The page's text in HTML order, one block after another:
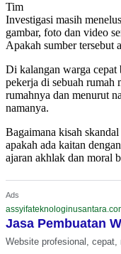
Tim
Investigasi masih
gambar, foto dan video
Apakah sumber tersebut
Di kalangan warga cepat
pekerja di sebuah rumah
rumahnya dan menurut
namanya.
Bagaimana kisah
apakah ada kaitan
ajaran akhlak dan moral
Ads
Jasa Pembuatan
Website profesional, cepat,